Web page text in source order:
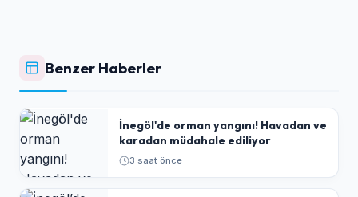
Benzer Haberler
İnegöl'de orman yangını! Havadan ve
karadan müdahale ediliyor
3 saat önce